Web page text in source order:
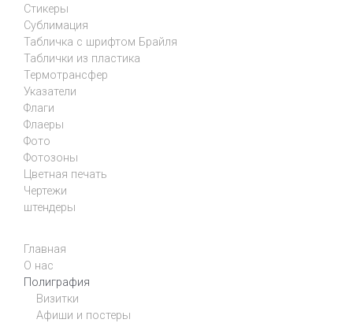
Стикеры
Сублимация
Табличка с шрифтом Брайля
Таблички из пластика
Термотрансфер
Указатели
Флаги
Флаеры
Фото
Фотозоны
Цветная печать
Чертежи
штендеры
Главная
О нас
Полиграфия
Визитки
Афиши и постеры